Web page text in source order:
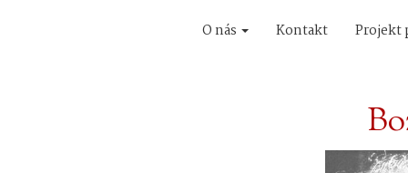
O nás Kontakt Projekt